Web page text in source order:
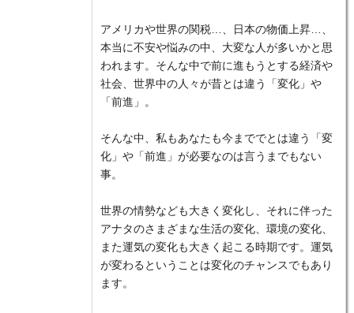
アメリカや世界の関税…、日本の物価上昇…、
本当に不安や悩みの中、大変な人が多いかと思
われます。そんな中で前に進もうとする経済や
社会、世界中の人々が昔とは違う「変化」や
「前進」。
そんな中、私もあなたも今まででとは違う「変
化」や「前進」が必要なのは言うまでもない
事。
世界の情勢なども大きく変化し、それに伴った
アナタのさまざまな生活の変化、環境の変化、
また運気の変化も大きく起こる時期です。運気
が変わるということは変化のチャンスでもあり
ます。